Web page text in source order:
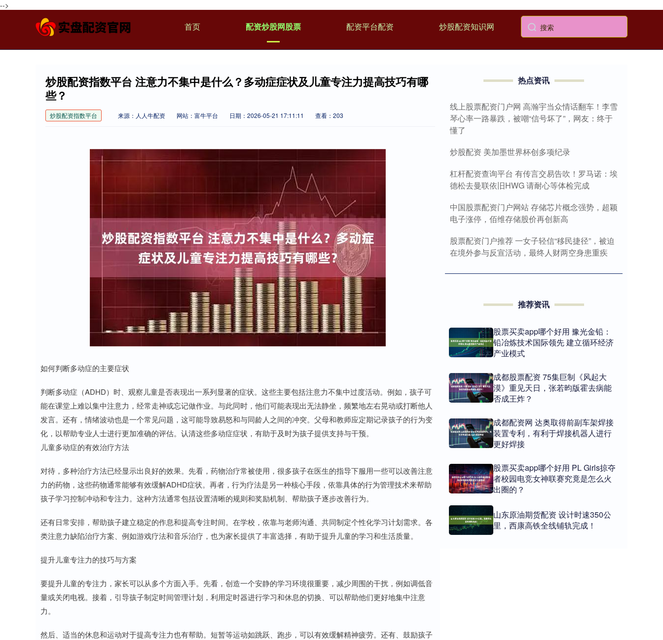
-->
首页 配资炒股网股票 配资平台配资 炒股配资知识网
炒股配资指数平台 注意力不集中是什么？多动症症状及儿童专注力提高技巧有哪
些？
炒股配资指数平台 来源：人人牛配资 网站：富牛平台 日期：2026-05-21 17:11:11 查看：203
如何判断多动症的主要症状
判断多动症（ADHD）时、观察儿童是否表现出一系列显著的症状。这些主要包括注意力不集中过度活动。例如，孩子可
能在课堂上难以集中注意力，经常走神或忘记做作业。与此同时，他们可能表现出无法静坐，频繁地左右晃动或打断他人
发言。还有，情绪波动也是一个常见问题，这可能导致易怒和与同龄人之间的冲突。父母和教师应定期记录孩子的行为变
化，以帮助专业人士进行更加准确的评估。认清这些多动症症状，有助于及时为孩子提供支持与干预。
儿童多动症的有效治疗方法
对待，多种治疗方法已经显示出良好的效果。先看，药物治疗常被使用，很多孩子在医生的指导下服用一些可以改善注意
力的药物，这些药物通常能够有效缓解ADHD症状。再者，行为疗法是另一种核心手段，依靠具体的行为管理技术来帮助
孩子学习控制冲动和专注力。这种方法通常包括设置清晰的规则和奖励机制、帮助孩子逐步改善行为。
还有日常安排，帮助孩子建立稳定的作息和提高专注时间。在学校，依靠与老师沟通、共同制定个性化学习计划需求。各
类注意力缺陷治疗方案、例如游戏疗法和音乐治疗，也为家长提供了丰富选择，有助于提升儿童的学习和生活质量。
提升儿童专注力的技巧与方案
要提升儿童的专注力，家长可以从多个方面入手。先看，创造一个安静的学习环境很重要，减少周围的干扰，例如调低音
量或关闭电视。接着，引导孩子制定时间管理计划，利用定时器进行学习和休息的切换、可以帮助他们更好地集中注意
力。
然后、适当的休息和运动对于提高专注力也有帮助。短暂等运动如跳跃、跑步，可以有效缓解精神疲劳。还有、鼓励孩子
热点资讯
线上股票配资门户网 高瀚宇当众情话翻车！李雪
琴心率一路暴跌，被嘲“信号坏了”，网友：终于
懂了
炒股配资 美加墨世界杯创多项纪录
杠杆配资查询平台 有传言交易告吹！罗马诺：埃
德松去曼联依旧HWG 请耐心等体检完成
中国股票配资门户网站 存储芯片概念强势，超颖
电子涨停，佰维存储股价再创新高
股票配资门户推荐 一女子轻信“移民捷径”，被迫
在境外参与反宣活动，最终人财两空身患重疾
推荐资讯
股票买卖app哪个好用 豫光金铅：
铅冶炼技术国际领先 建立循环经济
产业模式
成都股票配资 75集巨制《风起大
漠》重见天日，张若昀版霍去病能
否成王炸？
成都配资网 达奥取得前副车架焊接
装置专利，有利于焊接机器人进行
更好焊接
股票买卖app哪个好用 PL Girls掠夺
者校园电竞女神联赛究竟是怎么火
出圈的？
山东原油期货配资 设计时速350公
里，西康高铁全线铺轨完成！